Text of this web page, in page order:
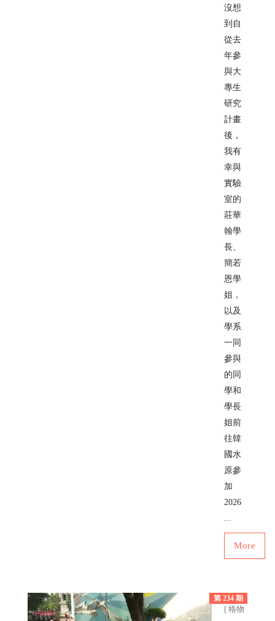
沒想
到自
從去
年參
與大
專生
研究
計畫
後，
我有
幸與
實驗
室的
莊華
翰學
長、
簡若
恩學
姐，
以及
學系
一同
參與
的同
學和
學長
姐前
往韓
國水
原參
加
2026
...
More
第 234 期
[ 格物